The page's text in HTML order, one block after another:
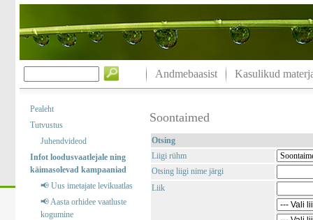
Andmebaasist Kasulikud
Pealeht
Tutvustus
Juhendvideod
Infot loodusvaatlejale ning
käimasolevad kampaaniad
📢 Uus imetajate levikuatlas
📢 Aasta orhidee vaatluste
kogumine
Soontaimed
Otsing
Liigi rühm
Otsing liigi nime järgi
Liik